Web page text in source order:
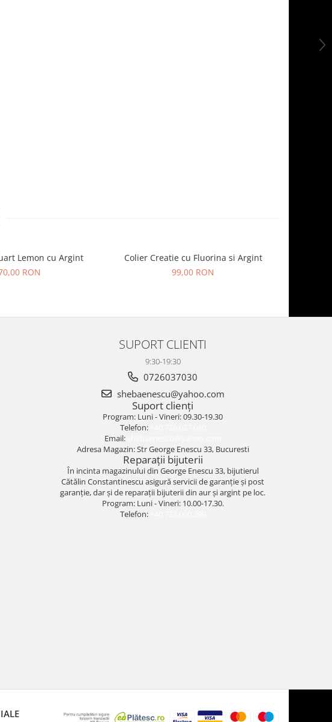
Lemon cu Argint
RON
Colier Creatie cu Fluorina si Argint
99,00 RON
SUPORT CLIENTI
9:30-19:30
0726037030
shebaenescu@yahoo.com
Suport clienți
Program: Luni - Vineri: 09.30-19.30
Telefon:
Email:
Adresa Magazin: Str George Enescu 33, Bucuresti
Reparații bijuterii
În incinta magazinului din George Enescu 33, bijutierul
Cătălin Constantinescu asigură servicii de garanție și post
garanție, dar și de reparații bijuterii din aur și argint pe loc.
Program: Luni - Vineri: 10.00-17.30.
Telefon: